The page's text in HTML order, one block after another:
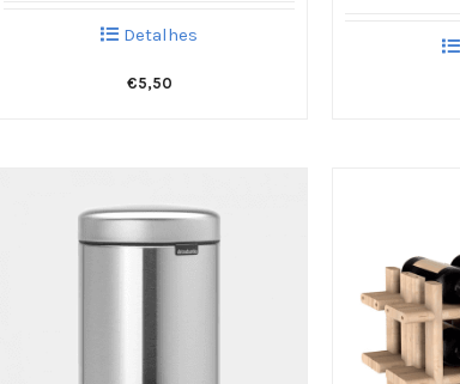
Detalhes
€5,50